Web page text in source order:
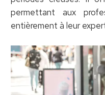
permettant aux
entièrement à leur